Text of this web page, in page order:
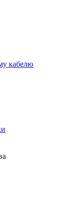
кабелю